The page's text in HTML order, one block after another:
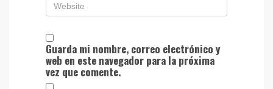
Guarda mi nombre, correo electrónico y
web en este navegador para la próxima
vez que comente.